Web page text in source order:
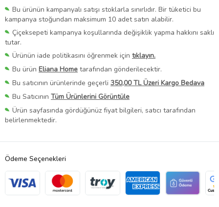
Bu ürünün kampanyalı satışı stoklarla sınırlıdır. Bir tüketici bu
kampanya stoğundan maksimum 10 adet satın alabilir.
Çiçeksepeti kampanya koşullarında değişiklik yapma hakkını saklı
tutar.
Ürünün iade politikasını öğrenmek için tıklayın.
Bu ürün Eliana Home tarafından gönderilecektir.
Bu satıcının ürünlerinde geçerli 350,00 TL Üzeri Kargo Bedava
Bu Satıcının Tüm Ürünlerini Görüntüle
Ürün sayfasında gördüğünüz fiyat bilgileri, satıcı tarafından
belirlenmektedir.
Ödeme Seçenekleri